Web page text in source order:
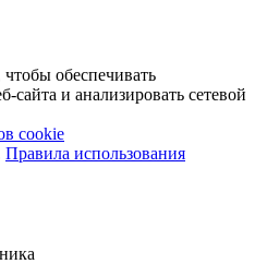
обеспечивать
сайта и анализировать сетевой
cookie
Правила использования